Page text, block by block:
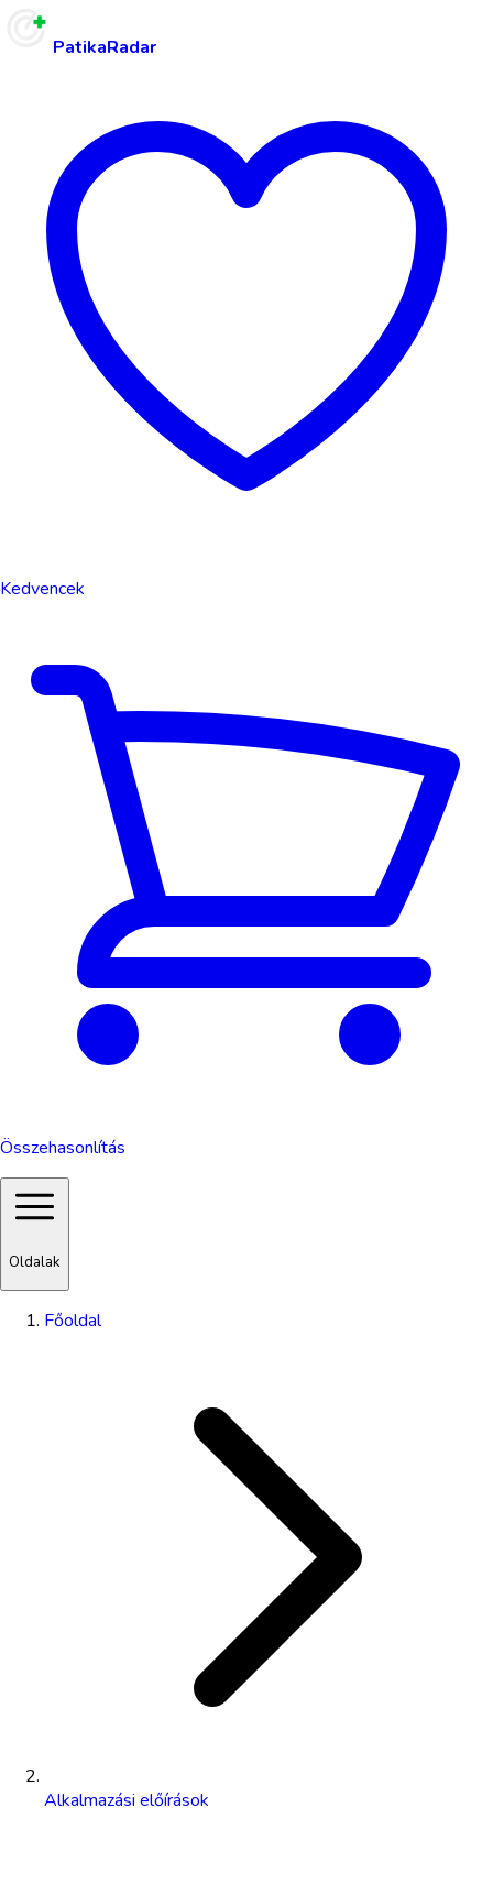
PatikaRadar
Kedvencek
Összehasonlítás
Oldalak
Főoldal
Alkalmazási előírások